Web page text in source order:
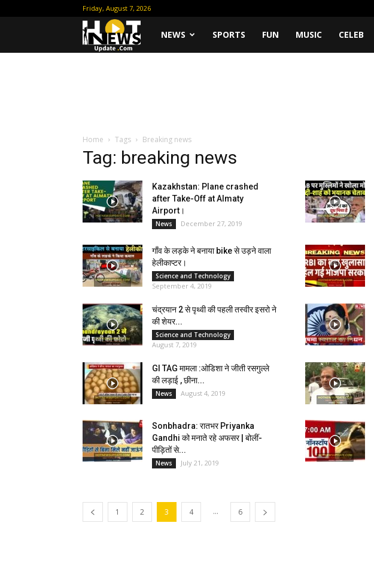
Friday, August 7, 2026
HotNEWS SPORTS FUN MUSIC CELEB
Home Tags Breaking news
Tag: breaking news
Kazakhstan: Plane crashed
after Take-Off at Almaty
Airport।
News December 27, 2019
गाँव के लड़के ने बनाया bike से उड़ने वाला
हेलीकाप्टर।
Science and Technology
September 4, 2019
चंद्रयान 2 से पृथ्वी की पहली तस्वीर इसरो ने
की शेयर...
Science and Technology
August 7, 2019
GI TAG मामला :ओडिशा ने जीती रसगुल्ले
की लड़ाई , छीना...
News August 4, 2019
Sonbhadra: रातभर Priyanka
Gandhi को मनाते रहे अफसर | बोलीं-
पीड़ितों से...
News July 21, 2019
1 2 3 4 ... 6